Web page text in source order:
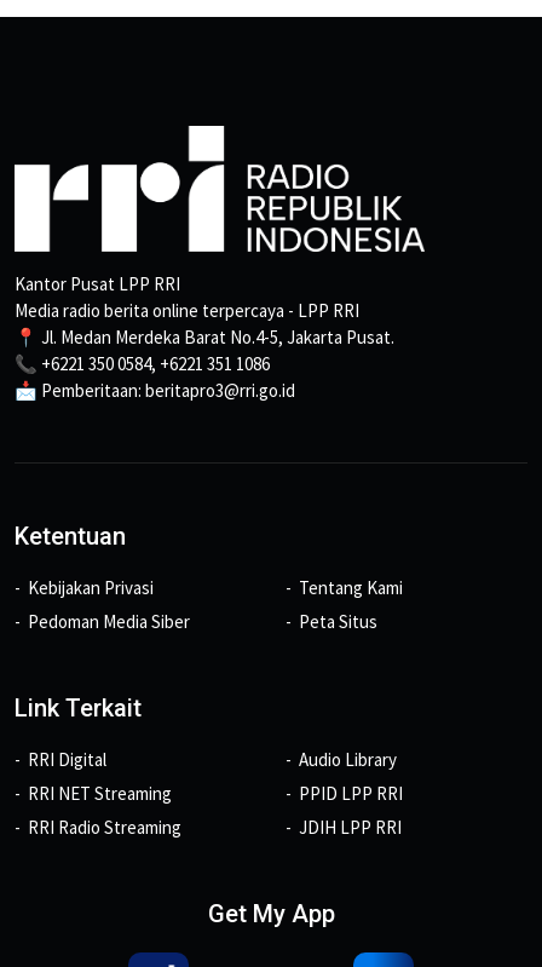
Kantor Pusat LPP RRI
Media radio berita online terpercaya - LPP RRI
📍 Jl. Medan Merdeka Barat No.4-5, Jakarta Pusat.
📞 +6221 350 0584, +6221 351 1086
📩 Pemberitaan: beritapro3@rri.go.id
Ketentuan
Kebijakan Privasi
Pedoman Media Siber
Tentang Kami
Peta Situs
Link Terkait
RRI Digital
RRI NET Streaming
RRI Radio Streaming
Audio Library
PPID LPP RRI
JDIH LPP RRI
Get My App